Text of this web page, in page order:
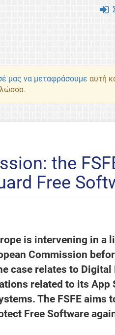
μας να μεταφράσουμε αυτή
the
Free
is intervening in a
Commission
case relates to Digital
related to its App
The FSFE aims
Free Software